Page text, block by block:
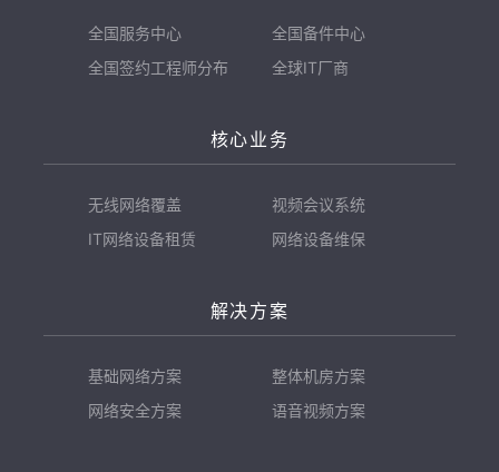
全国服务中心
全国备件中心
全国签约工程师分布
全球IT厂商
核心业务
无线网络覆盖
视频会议系统
IT网络设备租赁
网络设备维保
解决方案
基础网络方案
整体机房方案
网络安全方案
语音视频方案